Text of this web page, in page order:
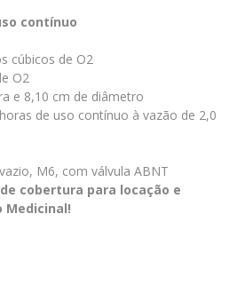
contínuo
cúbicos de O2
O2
e 8,10 cm de diâmetro
de uso contínuo à vazão de 2,0
M6, com válvula ABNT
cobertura para locação e
Medicinal!